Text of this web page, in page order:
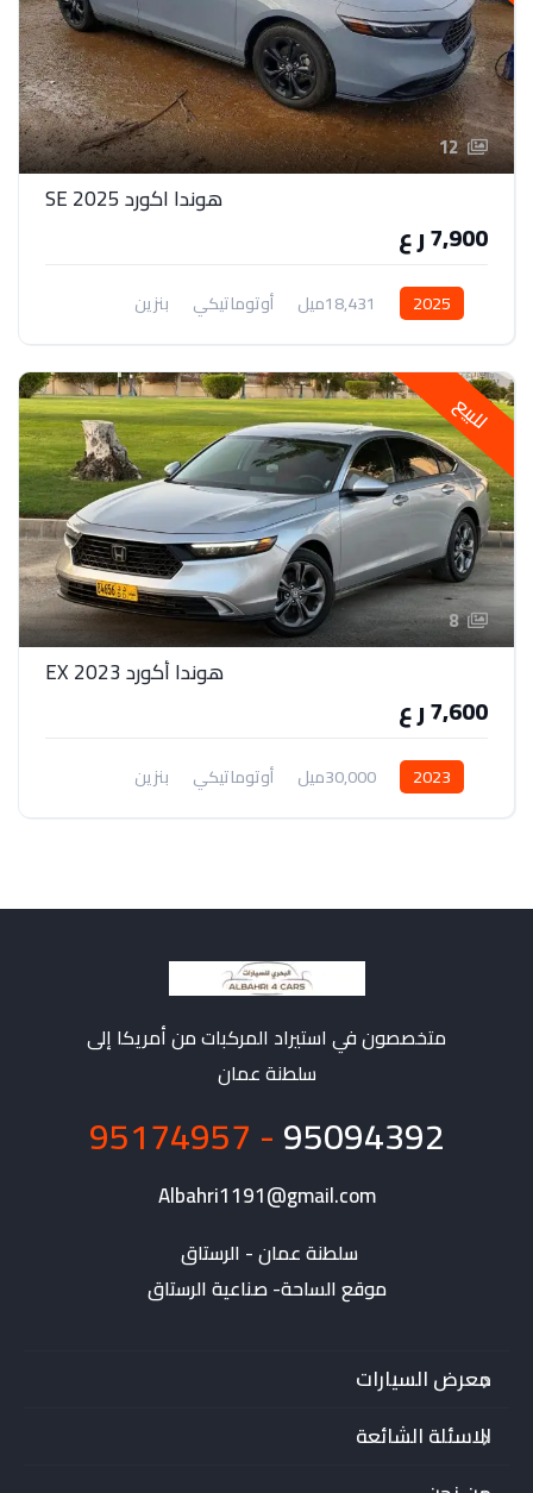
12
هوندا اكورد 2025 SE
7,900 ر ع
2025 18,431ميل أوتوماتيكي
بنزين
دفع أمامي
للبيع
8
هوندا أكورد EX 2023
7,600 ر ع
2023 30,000ميل أوتوماتيكي
بنزين
دفع أمامي
متخصصون في استيراد المركبات من أمريكا إلى
سلطنة عمان
95094392
- 95174957
Albahri1191@gmail.com
موقع الساحة- صناعية الرستاق
معرض السيارات
الاسئلة الشائعة